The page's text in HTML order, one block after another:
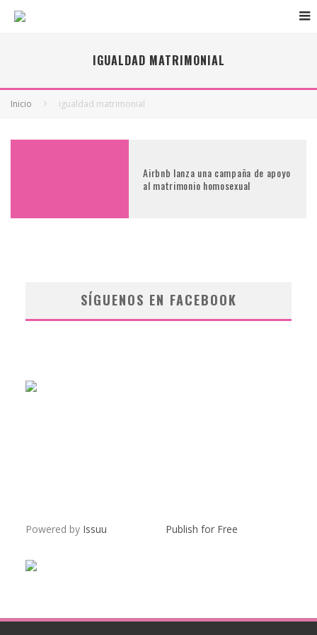
IGUALDAD MATRIMONIAL
Inicio igualdad matrimonial
Airbnb lanza una campaña de apoyo
al matrimonio homosexual
SÍGUENOS EN FACEBOOK
Powered by Issuu Publish for Free